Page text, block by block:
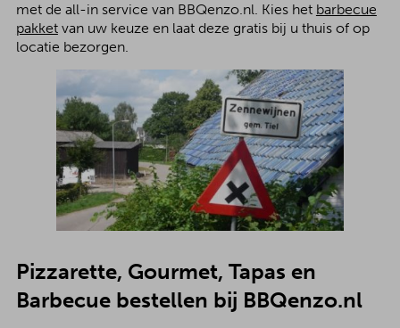
met de all-in service van BBQenzo.nl. Kies het barbecue
pakketvan uw keuze en laat deze gratis bij u thuis of op
locatie bezorgen.
Pizzarette, Gourmet, Tapas en
Barbecue bestellen bij BBQenzo.nl